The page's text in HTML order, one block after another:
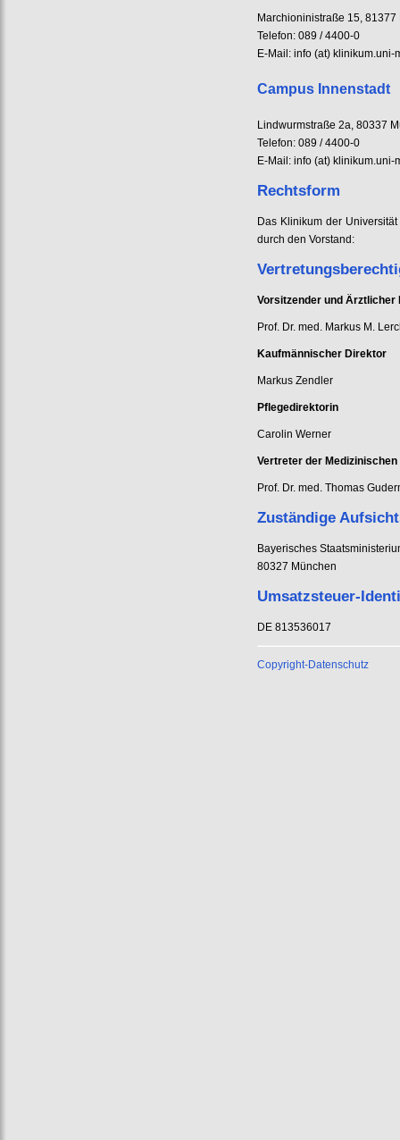
Marchioninistraße 15, 81377
Telefon: 089 / 4400-0
E-Mail: info (at) klinikum.uni-
Campus Innenstadt
Lindwurmstraße 2a, 80337
Telefon: 089 / 4400-0
E-Mail: info (at) klinikum.uni-
Rechtsform
Das Klinikum der
durch den Vorstand:
Vorsitzender und Ärztlicher
Prof. Dr. med. Markus M.
Kaufmännischer Direktor
Markus Zendler
Pflegedirektorin
Carolin Werner
Vertreter der Medizinischen
Prof. Dr. med. Thomas
Zuständige
Bayerisches
80327 München
Umsatzsteuer-
DE 813536017
Copyright-Datenschutz